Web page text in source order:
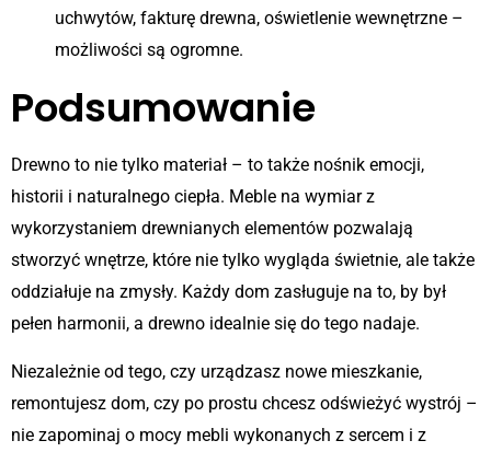
uchwytów, fakturę drewna, oświetlenie wewnętrzne –
możliwości są ogromne.
Podsumowanie
Drewno to nie tylko materiał – to także nośnik emocji,
historii i naturalnego ciepła. Meble na wymiar z
wykorzystaniem drewnianych elementów pozwalają
stworzyć wnętrze, które nie tylko wygląda świetnie, ale także
oddziałuje na zmysły. Każdy dom zasługuje na to, by był
pełen harmonii, a drewno idealnie się do tego nadaje.
Niezależnie od tego, czy urządzasz nowe mieszkanie,
remontujesz dom, czy po prostu chcesz odświeżyć wystrój –
nie zapominaj o mocy mebli wykonanych z sercem i z